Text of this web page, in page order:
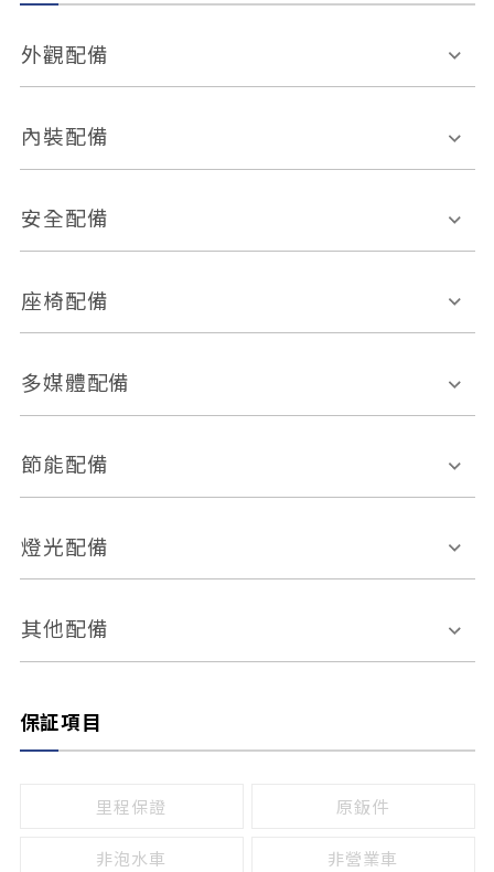
外觀配備
電動天窗
後視鏡方向指示燈
內裝配備
多功能方向盤
恆溫空調
安全配備
前座正面氣囊
ABS防鎖死
車道偏離警示
自動停車系統 盲點偵測系統
倒車雷達
座椅配備
皮椅
無
有
多媒體配備
外部音源接入
節能配備
引擎啟閉系統
燈光配備
感應頭燈
頭燈光源
其他配備
保証項目
里程保證 原鈑件
非泡水車 非營業車